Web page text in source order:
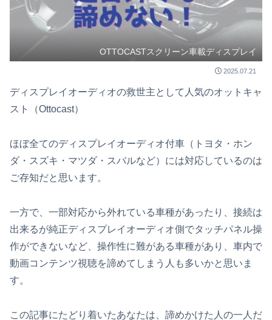
OTTOCASTスクリーン車載ディスプレイ
2025.07.21
ディスプレイオーディオの救世主として人気のオットキャ
スト（Ottocast）
ほぼ全てのディスプレイオーディオ付車（トヨタ・ホン
ダ・スズキ・マツダ・スバルなど）には対応しているのは
ご存知だと思います。
一方で、一部対応から外れている車種があったり、接続は
出来るが純正ディスプレイオーディオ側でタッチパネル操
作ができないなど、操作性に難がある車種があり、車内で
動画コンテンツ視聴を諦めてしまう人も多いかと思いま
す。
この記事にたどり着いたあなたは、諦めかけた人の一人だ